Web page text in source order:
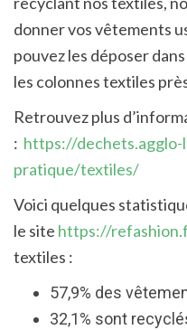
donner vos vêtements
pouvez les déposer
les colonnes textiles
Retrouvez plus
: https://
pratique/textiles/
Voici quelques
le site https://
textiles :
57,9% des
32,1% sont